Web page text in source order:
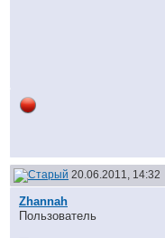
20.06.2011, 14:32
Zhannah
Пользователь